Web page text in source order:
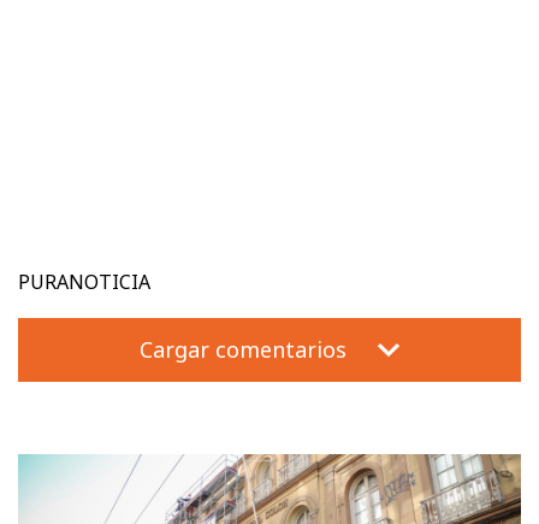
PURANOTICIA
Cargar comentarios